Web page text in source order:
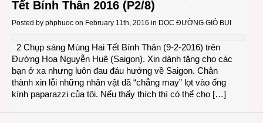
Tết Bính Thân 2016 (P2/8)
Posted by phphuoc on February 11th, 2016 in DỌC ĐƯỜNG GIÓ BỤI
2 Chụp sáng Mùng Hai Tết Bính Thân (9-2-2016) trên
Đường Hoa Nguyễn Huệ (Saigon). Xin dành tặng cho các
bạn ở xa nhưng luôn đau đáu hướng về Saigon. Chân
thành xin lỗi những nhân vật đã “chẳng may” lọt vào ống
kính paparazzi của tôi. Nếu thấy thích thì có thể cho […]